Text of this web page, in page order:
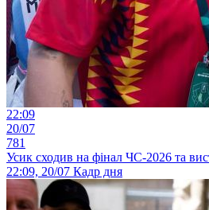
22:09
20/07
781
Усик сходив на фінал ЧС-2026 та
22:09, 20/07 Кадр дня